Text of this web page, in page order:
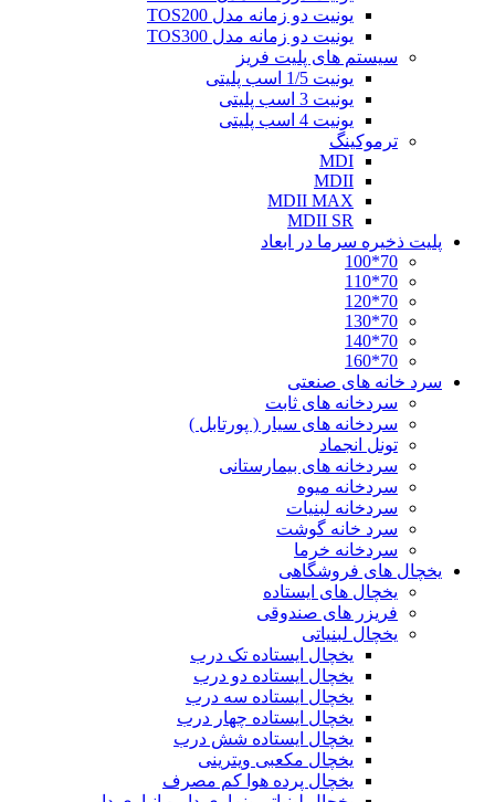
یونیت دو زمانه مدل TOS200
یونیت دو زمانه مدل TOS300
سیستم های پلیت فریز
یونیت 1/5 اسب پلیتی
یونیت 3 اسب پلیتی
یونیت 4 اسب پلیتی
ترموکینگ
MDI
MDII
MDII MAX
MDII SR
پلیت ذخیره سرما در ابعاد
70*100
70*110
70*120
70*130
70*140
70*160
سرد خانه های صنعتی
سردخانه های ثابت
سردخانه های سیار ( پورتابل )
تونل انجماد
سردخانه های بیمارستانی
سردخانه میوه
سردخانه لبنیات
سرد خانه گوشت
سردخانه خرما
یخچال های فروشگاهی
یخچال های ایستاده
فریزر های صندوقی
یخچال لبنیاتی
یخچال ایستاده تک درب
یخچال ایستاده دو درب
یخچال ایستاده سه درب
یخچال ایستاده چهار درب
یخچال ایستاده شش درب
یخچال مکعبی ویترینی
یخچال پرده هوا کم مصرف